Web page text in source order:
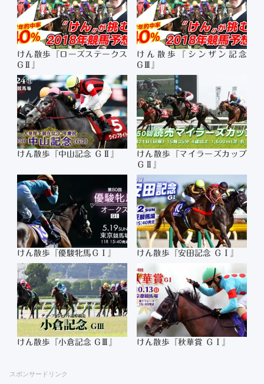
けん散歩『ローズステークス
GⅡ』
けん散歩『シンザン記念
GⅢ』
けん散歩『中山記念 ＧⅡ』
けん散歩『マイラーズカップ
ＧⅡ』
けん散歩『優駿牝馬ＧⅠ』 けん散歩『安田記念 ＧⅠ』
けん散歩『小倉記念 GⅢ』 けん散歩『秋華賞 ＧⅠ』
スポンサードリンク